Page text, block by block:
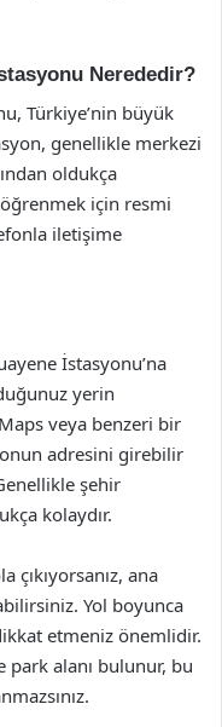
Nerededir?
Türkiye’nin büyük
genellikle merkezi
oldukça
için resmi
iletişime
İstasyonu’na
yerin
veya benzeri bir
adresini girebilir
şehir
kolaydır.
ana
Yol boyunca
etmeniz önemlidir.
park alanı bulunur, bu